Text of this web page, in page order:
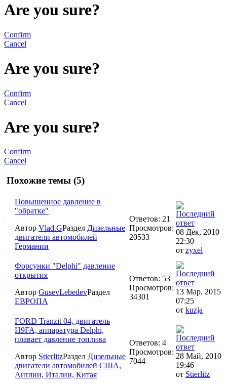
Are you sure?
Confirm
Cancel
Are you sure?
Confirm
Cancel
Are you sure?
Confirm
Cancel
Похожие темы (5)
Повышенное давление в
"обратке"
Автор Vlad.GРаздел Дизельные
двигатели автомобилей
Германии
Ответов: 21
Просмотров:
20533
08 Дек, 2010
22:30
от zyxel
Форсунки "Delphi" давление
открытия
Автор GusevLebedevРаздел
ЕВРОПА
Ответов: 53
Просмотров:
34301
13 Мар, 2015
07:25
от kuzja
FORD Tranzit 04, двигатель
H9FA, аппаратура Delphi,
плавает давление топлива
Автор StierlitzРаздел Дизельные
двигатели автомобилей США,
Англии, Италии, Китая
Ответов: 4
Просмотров:
7044
28 Май, 2010
19:46
от Stierlitz